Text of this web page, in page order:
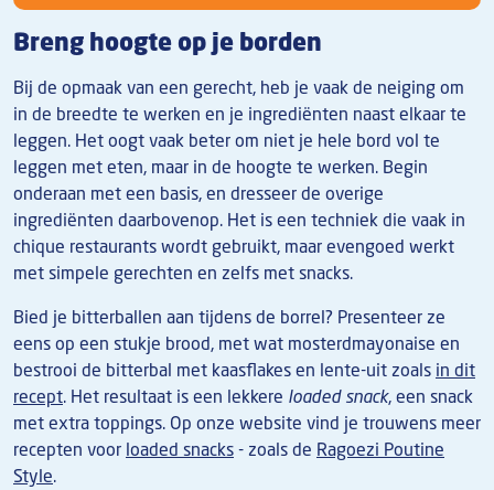
Breng hoogte op je borden
Bij de opmaak van een gerecht, heb je vaak de neiging om
in de breedte te werken en je ingrediënten naast elkaar te
leggen. Het oogt vaak beter om niet je hele bord vol te
leggen met eten, maar in de hoogte te werken. Begin
onderaan met een basis, en dresseer de overige
ingrediënten daarbovenop. Het is een techniek die vaak in
chique restaurants wordt gebruikt, maar evengoed werkt
met simpele gerechten en zelfs met snacks.
Bied je bitterballen aan tijdens de borrel? Presenteer ze
eens op een stukje brood, met wat mosterdmayonaise en
bestrooi de bitterbal met kaasflakes en lente-uit zoals in dit
recept. Het resultaat is een lekkere loaded snack, een snack
met extra toppings. Op onze website vind je trouwens meer
recepten voor loaded snacks- zoals de Ragoezi Poutine
Style.